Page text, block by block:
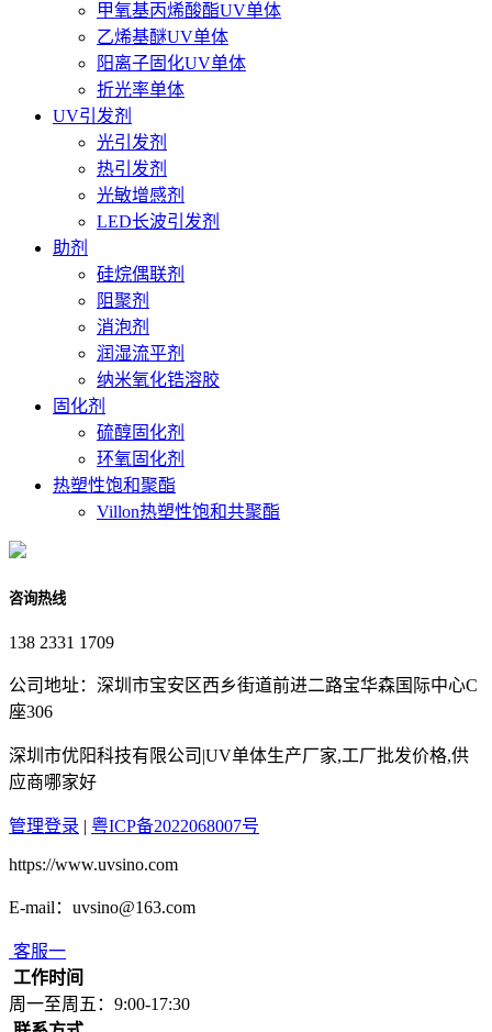
甲氧基丙烯酸酯UV单体
乙烯基醚UV单体
阳离子固化UV单体
折光率单体
UV引发剂
光引发剂
热引发剂
光敏增感剂
LED长波引发剂
助剂
硅烷偶联剂
阻聚剂
消泡剂
润湿流平剂
纳米氧化锆溶胶
固化剂
硫醇固化剂
环氧固化剂
热塑性饱和聚酯
Villon热塑性饱和共聚酯
咨询热线
138 2331 1709
公司地址：深圳市宝安区西乡街道前进二路宝华森国际中心C
座306
深圳市优阳科技有限公司|UV单体生产厂家,工厂批发价格,供
应商哪家好
管理登录 | 粤ICP备2022068007号
https://www.uvsino.com
E-mail：uvsino@163.com
客服一
工作时间
周一至周五：9:00-17:30